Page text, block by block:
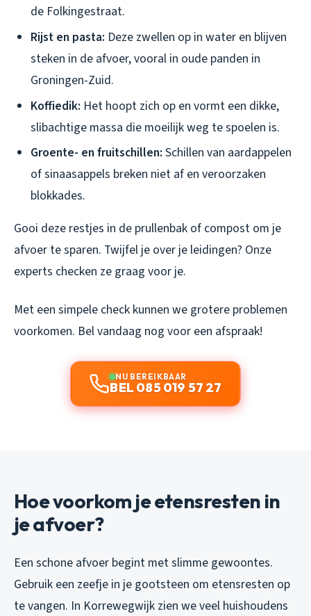
de Folkingestraat.
Rijst en pasta: Deze zwellen op in water en blijven
steken in de afvoer, vooral in oude panden in
Groningen-Zuid.
Koffiedik: Het hoopt zich op en vormt een dikke,
slibachtige massa die moeilijk weg te spoelen is.
Groente- en fruitschillen: Schillen van aardappelen
of sinaasappels breken niet af en veroorzaken
blokkades.
Gooi deze restjes in de prullenbak of compost om je
afvoer te sparen. Twijfel je over je leidingen? Onze
experts checken ze graag voor je.
Met een simpele check kunnen we grotere problemen
voorkomen. Bel vandaag nog voor een afspraak!
NU BEREIKBAAR
BEL 085 019 57 27
Hoe voorkom je etensresten in
je afvoer?
Een schone afvoer begint met slimme gewoontes.
Gebruik een zeefje in je gootsteen om etensresten op
te vangen. In Korrewegwijk zien we veel huishoudens